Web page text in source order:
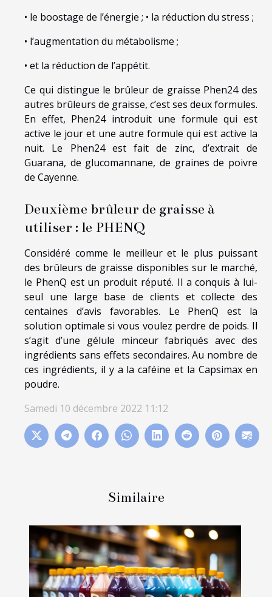
Similaire
• le boostage de l’énergie ; • la réduction du stress ;
• l’augmentation du métabolisme ;
• et la réduction de l’appétit.
Ce qui distingue le brûleur de graisse Phen24 des
autres brûleurs de graisse, c’est ses deux formules.
En effet, Phen24 introduit une formule qui est
active le jour et une autre formule qui est active la
nuit. Le Phen24 est fait de zinc, d’extrait de
Guarana, de glucomannane, de graines de poivre
de Cayenne.
Deuxième brûleur de graisse à
utiliser : le PHENQ
Considéré comme le meilleur et le plus puissant
des brûleurs de graisse disponibles sur le marché,
le PhenQ est un produit réputé. Il a conquis à lui-
seul une large base de clients et collecte des
centaines d’avis favorables. Le PhenQ est la
solution optimale si vous voulez perdre de poids. Il
s’agit d’une gélule minceur fabriqués avec des
ingrédients sans effets secondaires. Au nombre de
ces ingrédients, il y a la caféine et la Capsimax en
poudre.
Samedi 10 décembre 2022 11:12